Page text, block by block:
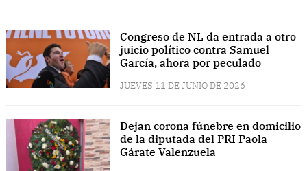
Congreso de NL da entrada a otro
juicio político contra Samuel
García, ahora por peculado
JUEVES 11 DE JUNIO DE 2026
Dejan corona fúnebre en domicilio
de la diputada del PRI Paola
Gárate Valenzuela